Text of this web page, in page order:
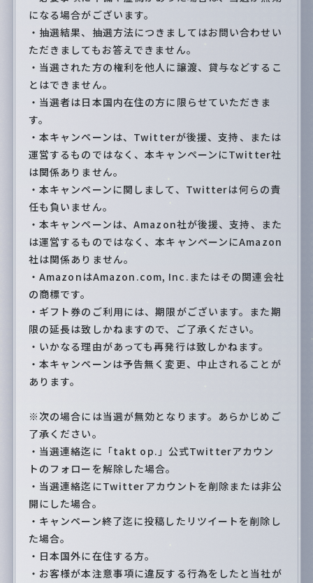
になる場合がございます。
・抽選結果、抽選方法につきましてはお問い合わせい
ただきましてもお答えできません。
・当選された方の権利を他人に譲渡、貸与などするこ
とはできません。
・当選者は日本国内在住の方に限らせていただきま
す。
・本キャンペーンは、Twitterが後援、支持、または
運営するものではなく、本キャンペーンにTwitter社
は関係ありません。
・本キャンペーンに関しまして、Twitterは何らの責
任も負いません。
・本キャンペーンは、Amazon社が後援、支持、また
は運営するものではなく、本キャンペーンにAmazon
社は関係ありません。
・AmazonはAmazon.com, Inc.またはその関連会社
の商標です。
・ギフト券のご利用には、期限がございます。また期
限の延長は致しかねますので、ご了承ください。
・いかなる理由があっても再発行は致しかねます。
・本キャンペーンは予告無く変更、中止されることが
あります。
※次の場合には当選が無効となります。あらかじめご
了承ください。
・当選連絡迄に「takt op.」公式Twitterアカウン
トのフォローを解除した場合。
・当選連絡迄にTwitterアカウントを削除または非公
開にした場合。
・キャンペーン終了迄に投稿したリツイートを削除し
た場合。
・日本国外に在住する方。
・お客様が本注意事項に違反する行為をしたと当社が